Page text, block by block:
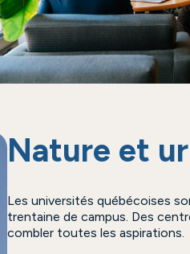
Nature et
Les universités québécoises
trentaine de campus. Des
combler toutes les aspirations.